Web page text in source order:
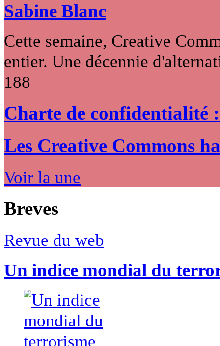
Sabine Blanc
Cette semaine, Creative
entier. Une décennie
188
Charte de confidentialité
Les Creative Commons
Voir la une
Breves
Revue du web
Un indice mondial du